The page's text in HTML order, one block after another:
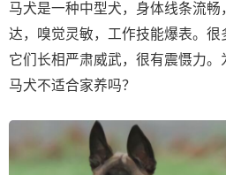
马犬是一种中型犬，身体线条流
达，嗅觉灵敏，工作技能爆表。很
它们长相严肃威武，很有震慑力。
马犬不适合家养吗？